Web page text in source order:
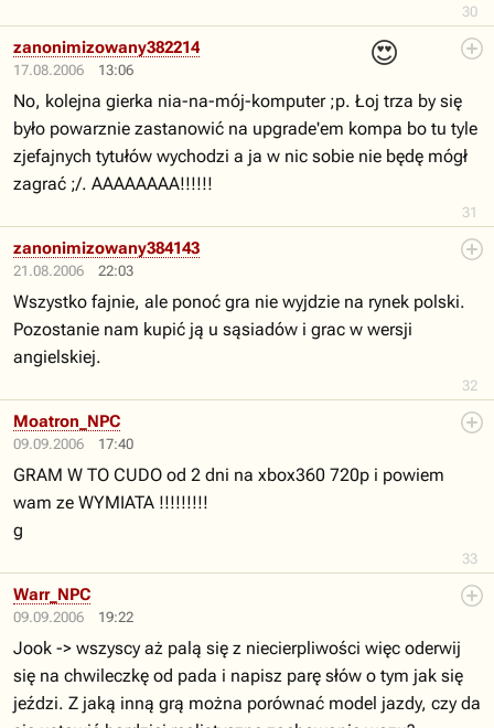
30
17.08.2006 13:06
😍
31
zanonimizowany382214
No, kolejna gierka nia-na-mój-komputer ;p. Łoj trza by się
było powarznie zastanowić na upgrade'em kompa bo tu tyle
zjefajnych tytułów wychodzi a ja w nic sobie nie będę mógł
zagrać ;/. AAAAAAAA!!!!!!
21.08.2006 22:03
32
zanonimizowany384143
Wszystko fajnie, ale ponoć gra nie wyjdzie na rynek polski.
Pozostanie nam kupić ją u sąsiadów i grac w wersji
angielskiej.
09.09.2006 17:40
33
Moatron_NPC
GRAM W TO CUDO od 2 dni na xbox360 720p i powiem
wam ze WYMIATA !!!!!!!!!
g
09.09.2006 19:22
Warr_NPC
Jook -> wszyscy aż palą się z niecierpliwości więc oderwij
się na chwileczkę od pada i napisz parę słów o tym jak się
jeździ. Z jaką inną grą można porównać model jazdy, czy da